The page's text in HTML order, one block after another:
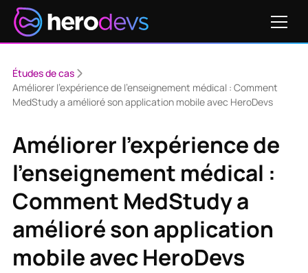
Études de cas
Améliorer l'expérience de l'enseignement médical : Comment
MedStudy a amélioré son application mobile avec HeroDevs
Améliorer l'expérience de
l'enseignement médical :
Comment MedStudy a
amélioré son application
mobile avec HeroDevs